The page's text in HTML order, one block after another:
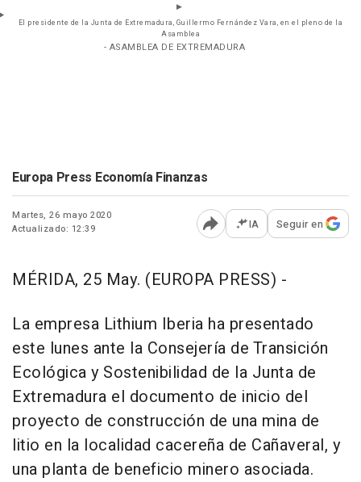
El presidente de la Junta de Extremadura, Guillermo Fernández Vara, en el pleno de la
Asamblea
- ASAMBLEA DE EXTREMADURA
Europa Press Economía Finanzas
Martes, 26 mayo 2020
Actualizado: 12:39
Abrir opciones para
IA Seguir en
MÉRIDA, 25 May. (EUROPA PRESS) -
La empresa Lithium Iberia ha presentado
este lunes ante la Consejería de Transición
Ecológica y Sostenibilidad de la Junta de
Extremadura el documento de inicio del
proyecto de construcción de una mina de
litio en la localidad cacereña de Cañaveral, y
una planta de beneficio minero asociada.